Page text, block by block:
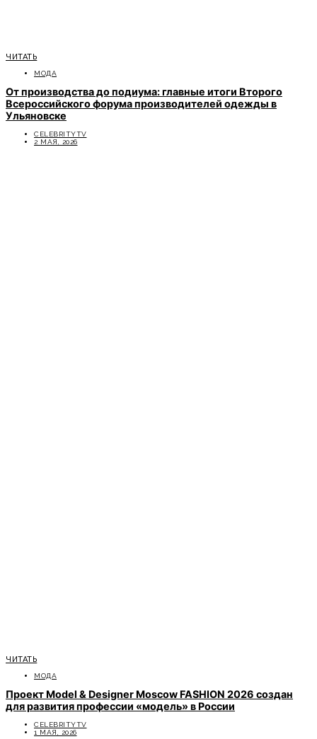
ЧИТАТЬ
МОДА
От производства до подиума: главные итоги Второго
Всероссийского форума производителей одежды в
Ульяновске
CELEBRITYTV
2 МАЯ, 2026
ЧИТАТЬ
МОДА
Проект Model & Designer Moscow FASHION 2026 создан
для развития профессии «модель» в России
CELEBRITYTV
1 МАЯ, 2026